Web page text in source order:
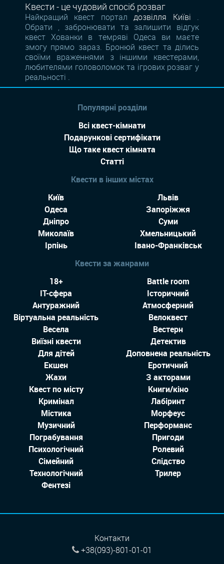
Квести - це чудовий спосіб розваг
Найкращий квест порталдозвілля Київі .
Обрати , забронювати та залишити відгук
квест Хованки в темряві Одеса ви маєте
змогу прямо зараз. Бронюй квест та ділись
своїми враженнями з іншими квестерами,
любителями головоломок та ігрових розваг у
реальності .
Популярні розділи
Всі квест-кімнати
Подарункові сертифікати
Що таке квест кімната
Статті
Квести в інших містах
Київ
Львів
Одеса
Запоріжжя
Дніпро
Суми
Миколаїв
Хмельницький
Ірпінь
Івано-Франківськ
Квести за жанрами
18+
Battle room
IT-сфера
Історичний
Антуражний
Атмосферний
Віртуальна реальність
Велоквест
Весела
Вестерн
Виїзні квести
Детектив
Для дітей
Доповнена реальність
Екшен
Еротичний
Жахи
З акторами
Квест по місту
Книги/кіно
Кримінал
Лабіринт
Містика
Морфеус
Музичний
Перформанс
Пограбування
Пригоди
Психологічний
Ролевий
Сімейний
Слідство
Технологiчний
Трилер
Фентезі
Контакти
+38(093)-801-01-01